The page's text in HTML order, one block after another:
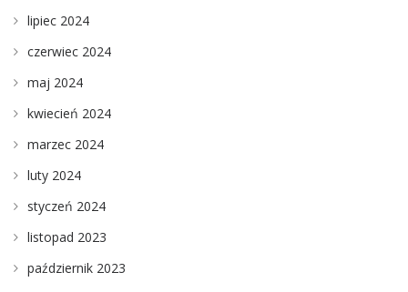
lipiec 2024
czerwiec 2024
maj 2024
kwiecień 2024
marzec 2024
luty 2024
styczeń 2024
listopad 2023
październik 2023